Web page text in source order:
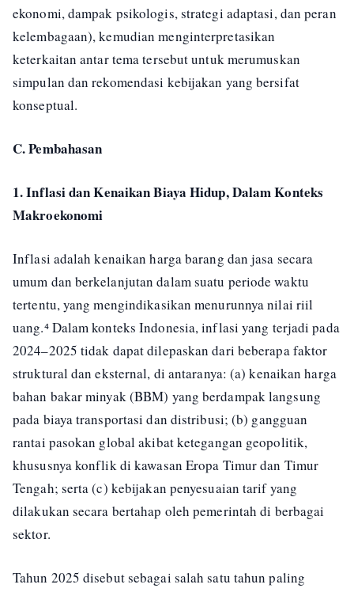
ekonomi, dampak psikologis, strategi adaptasi, dan peran
kelembagaan), kemudian menginterpretasikan
keterkaitan antar tema tersebut untuk merumuskan
simpulan dan rekomendasi kebijakan yang bersifat
konseptual.
C. Pembahasan
1. Inflasi dan Kenaikan Biaya Hidup, Dalam Konteks
Makroekonomi
Inflasi adalah kenaikan harga barang dan jasa secara
umum dan berkelanjutan dalam suatu periode waktu
tertentu, yang mengindikasikan menurunnya nilai riil
uang.⁴ Dalam konteks Indonesia, inflasi yang terjadi pada
2024–2025 tidak dapat dilepaskan dari beberapa faktor
struktural dan eksternal, di antaranya: (a) kenaikan harga
bahan bakar minyak (BBM) yang berdampak langsung
pada biaya transportasi dan distribusi; (b) gangguan
rantai pasokan global akibat ketegangan geopolitik,
khususnya konflik di kawasan Eropa Timur dan Timur
Tengah; serta (c) kebijakan penyesuaian tarif yang
dilakukan secara bertahap oleh pemerintah di berbagai
sektor.
Tahun 2025 disebut sebagai salah satu tahun paling